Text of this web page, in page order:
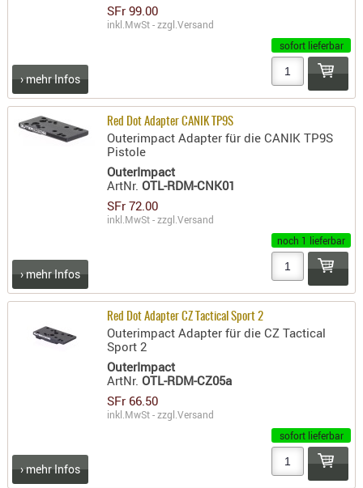
SFr 99.00
inkl.MwSt - zzgl.Versand
sofort lieferbar
› mehr Infos
Red Dot Adapter CANIK TP9S
Outerimpact Adapter für die CANIK TP9S
Pistole
OuterImpact
ArtNr.OTL-RDM-CNK01
SFr 72.00
inkl.MwSt - zzgl.Versand
noch 1 lieferbar
› mehr Infos
Red Dot Adapter CZ Tactical Sport 2
Outerimpact Adapter für die CZ Tactical
Sport 2
OuterImpact
ArtNr.OTL-RDM-CZ05a
SFr 66.50
inkl.MwSt - zzgl.Versand
sofort lieferbar
› mehr Infos